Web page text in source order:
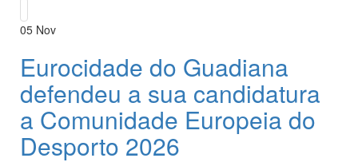
05 Nov
Eurocidade do Guadiana
defendeu a sua candidatura
a Comunidade Europeia do
Desporto 2026